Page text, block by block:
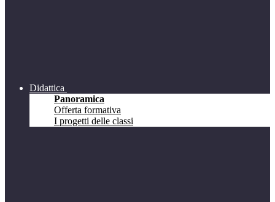
Didattica
Panoramica
Offerta formativa
I progetti delle classi